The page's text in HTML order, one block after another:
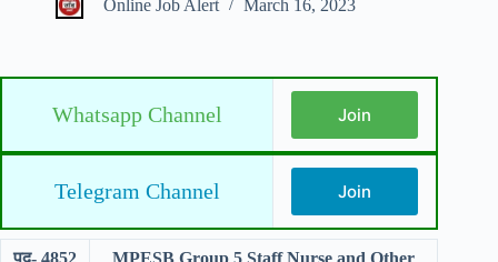
Online Job Alert March 16, 2023
Whatsapp Channel Join
Telegram Channel Join
पद- 4852
MPESB Group 5 Staff Nurse and Other